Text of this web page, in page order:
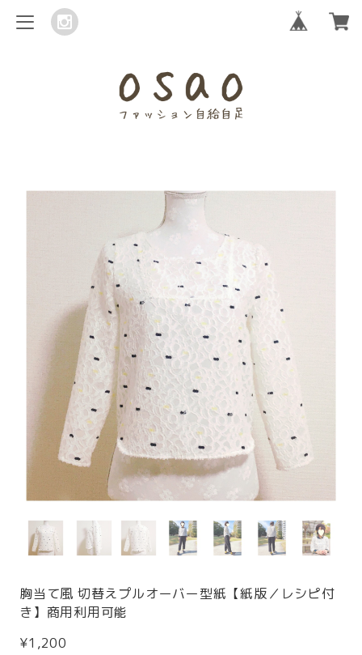
胸当て風 切替えプルオーバー型紙【紙版／レシピ付
き】商用利用可能
¥1,200